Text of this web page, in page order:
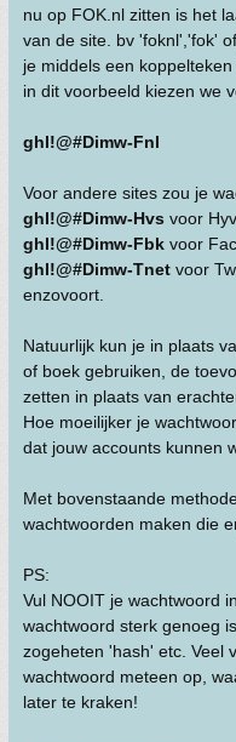
nu op FOK.nl zitten is het
van de site. bv 'foknl','fok'
je middels een
in dit voorbeeld kiezen we
ghl!@#Dimw-Fnl
Voor andere sites zou je
ghl!@#Dimw-Hvs voor
ghl!@#Dimw-Fbk voor
ghl!@#Dimw-Tnet voor
enzovoort.
Natuurlijk kun je in plaats
of boek gebruiken, de
zetten in plaats van
Hoe moeilijker je
dat jouw accounts kunnen
Met bovenstaande
wachtwoorden maken die
PS:
Vul NOOIT je wachtwoord
wachtwoord sterk genoeg
zogeheten 'hash' etc. Veel
wachtwoord meteen op,
later te kraken!